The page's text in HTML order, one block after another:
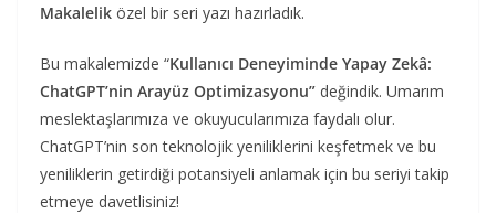
Makalelik özel bir seri yazı hazırladık.
Bu makalemizde “Kullanıcı Deneyiminde Yapay Zekâ:
ChatGPT’nin Arayüz Optimizasyonu” değindik. Umarım
meslektaşlarımıza ve okuyucularımıza faydalı olur.
ChatGPT’nin son teknolojik yeniliklerini keşfetmek ve bu
yeniliklerin getirdiği potansiyeli anlamak için bu seriyi takip
etmeye davetlisiniz!